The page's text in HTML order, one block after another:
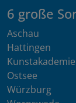
6 große
Aschau
Hattingen
Ostsee
Würzburg